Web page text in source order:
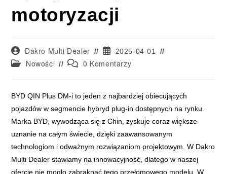
motoryzacji
Dakro Multi Dealer 2025-04-01
Nowości 0 Komentarzy
BYD QIN Plus DM-i to nowoczesna hybryda plug-in, łącząca
BYD QIN Plus DM-i to jeden z najbardziej obiecujących
pojazdów w segmencie hybryd plug-in dostępnych na rynku.
Marka BYD, wywodząca się z Chin, zyskuje coraz większe
uznanie na całym świecie, dzięki zaawansowanym
technologiom i odważnym rozwiązaniom projektowym. W Dakro
Multi Dealer stawiamy na innowacyjność, dlatego w naszej
ofercie nie mogło zabraknąć tego przełomowego modelu. W